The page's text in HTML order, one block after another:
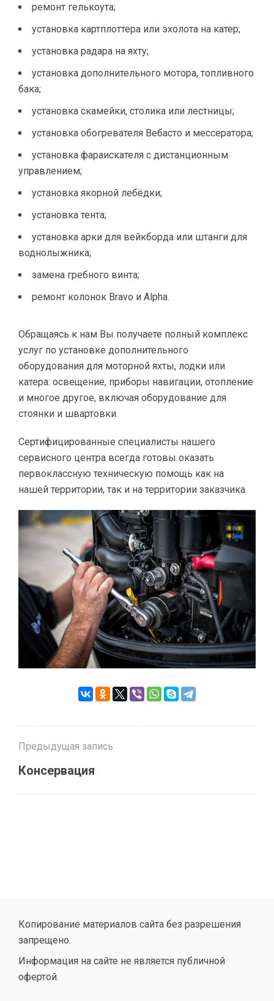
ремонт гелькоута;
установка картплоттера или эхолота на катер;
установка радара на яхту;
установка дополнительного мотора, топливного
бака;
установка скамейки, столика или лестницы;
установка обогревателя Вебасто и мессератора;
установка фараискателя с дистанционным
управлением;
установка якорной лебёдки;
установка тента;
установка арки для вейкборда или штанги для
воднолыжника;
замена гребного винта;
ремонт колонок Bravo и Alpha.
Обращаясь к нам Вы получаете полный комплекс
услуг по установке дополнительного
оборудования для моторной яхты, лодки или
катера: освещение, приборы навигации, отопление
и многое другое, включая оборудование для
стоянки и швартовки.
Сертифицированные специалисты нашего
сервисного центра всегда готовы оказать
первоклассную техническую помощь как на
нашей территории, так и на территории заказчика.
Предыдущая запись
Консервация
Копирование материалов сайта без разрешения
запрещено.
Информация на сайте не является публичной
офертой.